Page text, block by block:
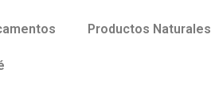
Productos Naturales